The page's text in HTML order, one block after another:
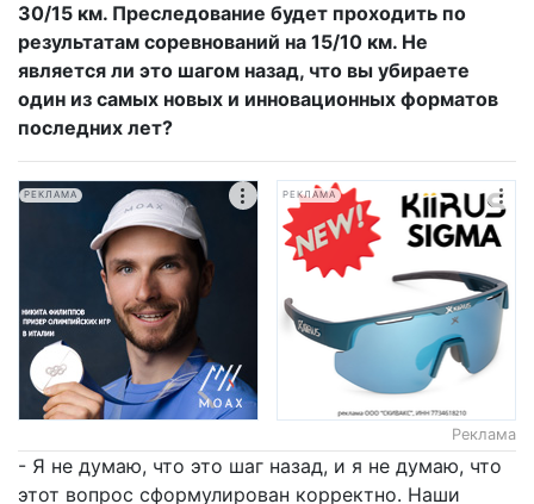
30/15 км. Преследование будет проходить по
результатам соревнований на 15/10 км. Не
является ли это шагом назад, что вы убираете
один из самых новых и инновационных форматов
последних лет?
РЕКЛАМА РЕКЛАМА
Реклама
- Я не думаю, что это шаг назад, и я не думаю, что
этот вопрос сформулирован корректно. Наши